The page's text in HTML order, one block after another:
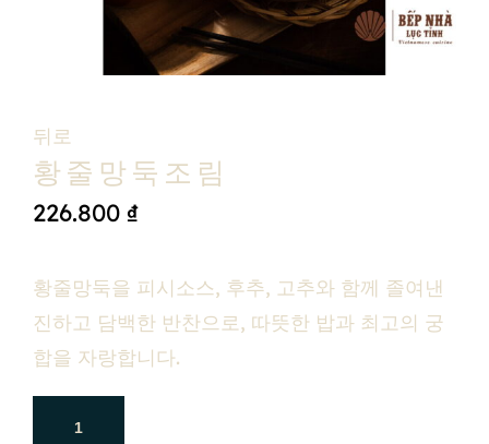
뒤로
황줄망둑조림
226.800 ₫
황줄망둑을 피시소스, 후추, 고추와 함께 졸여낸
진하고 담백한 반찬으로, 따뜻한 밥과 최고의 궁
합을 자랑합니다.